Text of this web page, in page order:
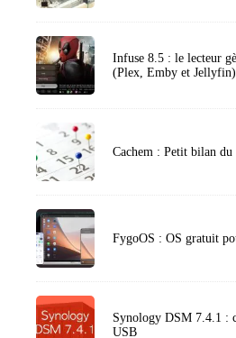
Infuse 8.5 : le lecteur
(Plex, Emby et Jellyfin)
Cachem : Petit bilan du
FygoOS : OS gratuit
Synology DSM 7.4.1 :
USB